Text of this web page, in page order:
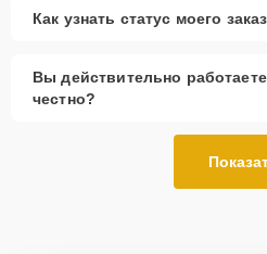
Как узнать статус моего
Вы действительно
честно?